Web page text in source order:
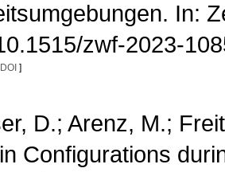
In:
zwf-2023-
DOI ]
D.; Arenz, M.;
Configurations